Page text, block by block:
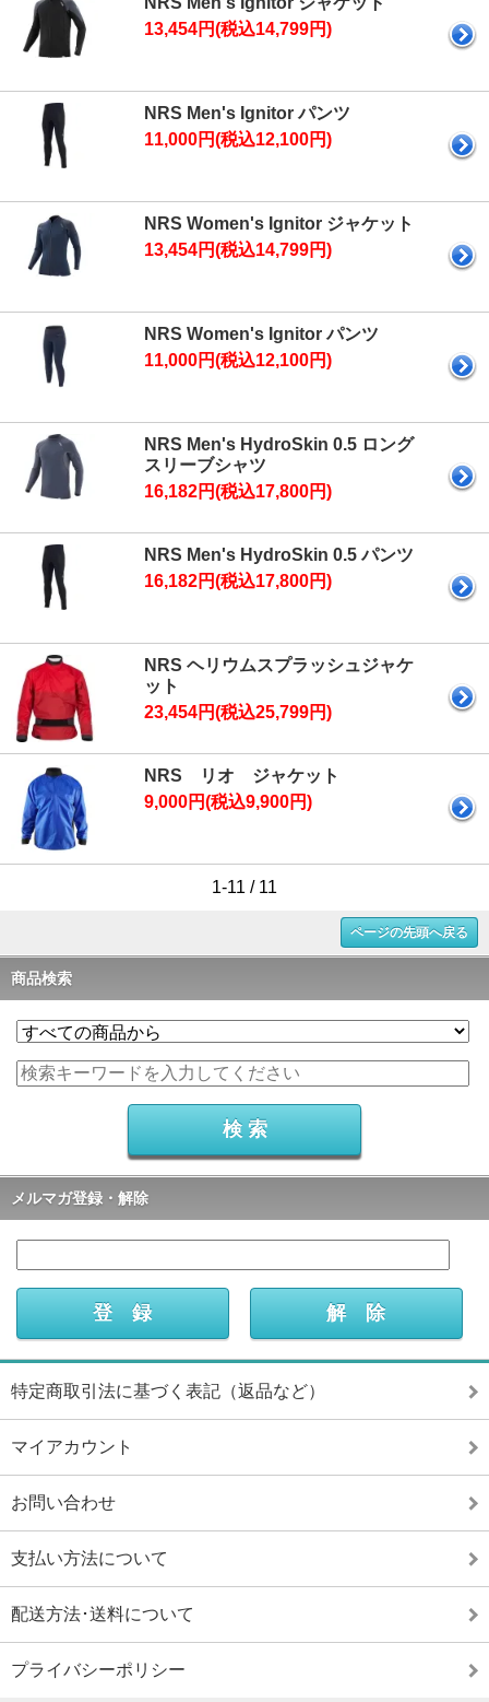
13,454円(税込14,799円)
NRS Men's Ignitor パンツ
11,000円(税込12,100円)
NRS Women's Ignitor ジャケット
13,454円(税込14,799円)
NRS Women's Ignitor パンツ
11,000円(税込12,100円)
NRS Men's HydroSkin 0.5 ロング
スリーブシャツ
16,182円(税込17,800円)
NRS Men's HydroSkin 0.5 パンツ
16,182円(税込17,800円)
NRS ヘリウムスプラッシュジャケ
ット
23,454円(税込25,799円)
NRS リオ ジャケット
9,000円(税込9,900円)
1-11 / 11
ページの先頭へ戻る
商品検索
メルマガ登録・解除
特定商取引法に基づく表記（返品など）
マイアカウント
お問い合わせ
支払い方法について
配送方法･送料について
プライバシーポリシー